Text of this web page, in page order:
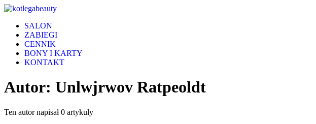
Skip
contentSALON
ZABIEGI
CENNIK
BONY I KARTY
KONTAKT
Autor: Unlwjrwov Ratpeoldt
Ten autor napisał 0 artykuły